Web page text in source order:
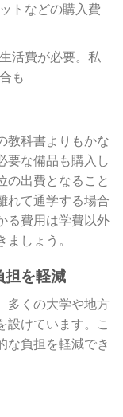
トなどの購入費
活費が必要。私
も
教科書よりもかな
要な備品も購入し
の出費となること
れて通学する場合
る費用は学費以外
しょう。
担を軽減
多くの大学や地方
設けています。こ
な負担を軽減でき